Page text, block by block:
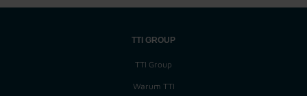
TTI GROUP
TTI Group
Warum TTI